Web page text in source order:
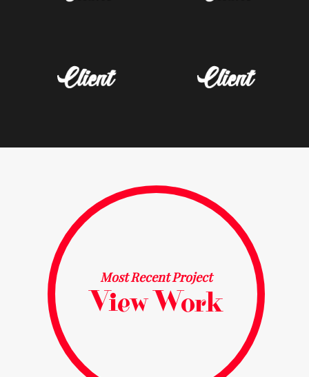
Most Recent Project
View Work